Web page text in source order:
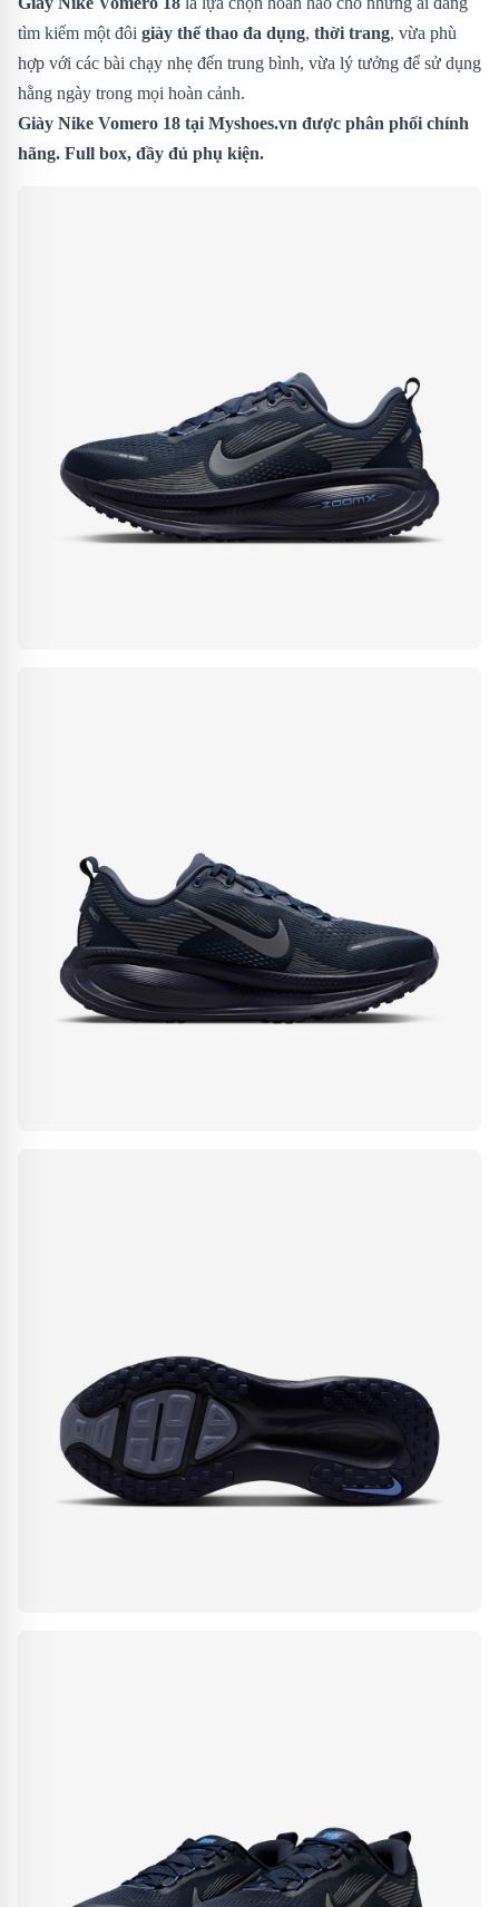
tìm kiếm một đôi giày thể thao đa dụng, thời trang, vừa phù
hợp với các bài chạy nhẹ đến trung bình, vừa lý tưởng để sử dụng
hằng ngày trong mọi hoàn cảnh.
Giày Nike Vomero 18 tại Myshoes.vn được phân phối chính
hãng. Full box, đầy đủ phụ kiện.